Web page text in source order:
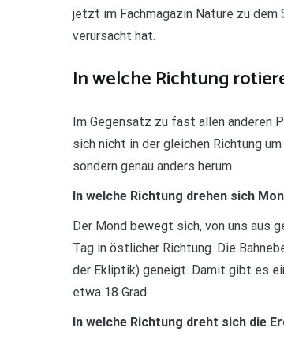
jetzt im Fachmagazin Nature zu dem
verursacht hat.
In welche Richtung
Im Gegensatz zu fast allen anderen
sich nicht in der gleichen Richtung
sondern genau anders herum.
In welche Richtung drehen sich
Der Mond bewegt sich, von uns aus
Tag in östlicher Richtung. Die
der Ekliptik) geneigt. Damit gibt es
etwa 18 Grad.
In welche Richtung dreht sich die